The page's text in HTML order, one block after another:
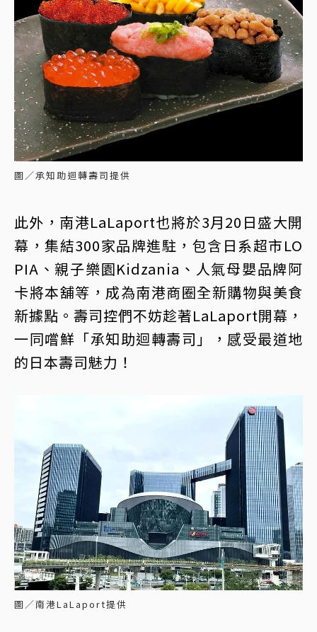
圖／承知助迴轉壽司提供
此外，南港LaLaport也將於3月20日盛大開
幕，集結300家品牌進駐，包含日系超市LO
PIA、親子樂園Kidzania、人氣母嬰品牌阿
卡將本舖等，成為南港商圈全新購物與美食
新據點。壽司控們不妨趁著LaLaport開幕，
一同嚐鮮「承知助迴轉壽司」，感受最道地
的日本壽司魅力！
圖／南港LaLaport提供